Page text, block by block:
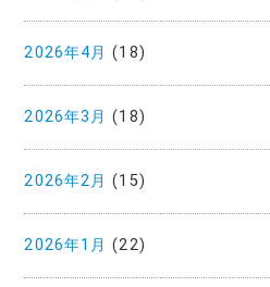
2026年4月 (18)
2026年3月 (18)
2026年2月 (15)
2026年1月 (22)